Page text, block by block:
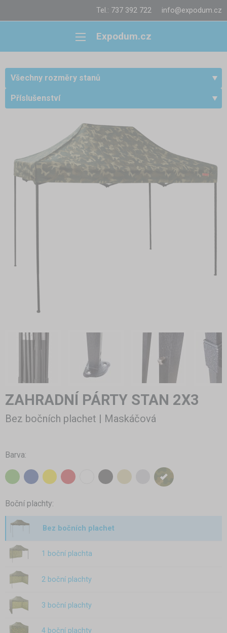
Tel.: 737 392 722 info@expodum.cz
Expodum.cz
Všechny rozměry stanů
Příslušenství
ZAHRADNÍ PÁRTY STAN 2X3
Bez bočních plachet | Maskáčová
Barva:
Boční plachty:
Bez bočních plachet
1 boční plachta
2 boční plachty
3 boční plachty
4 boční plachty